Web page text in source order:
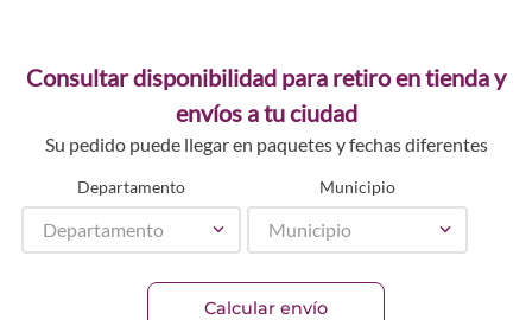
Consultar disponibilidad para retiro en tienda y
envíos a tu ciudad
Su pedido puede llegar en paquetes y fechas diferentes
Departamento
Departamento
Municipio
Municipio
Calcular envío